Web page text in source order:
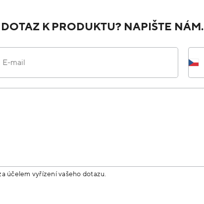
K PRODUKTU? NAPIŠTE NÁM.
E-mail
účelem vyřízení vašeho dotazu.